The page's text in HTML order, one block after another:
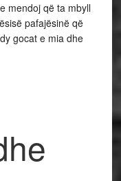
mendoj që ta mbyll
pafajësinë që
gocat e mia dhe